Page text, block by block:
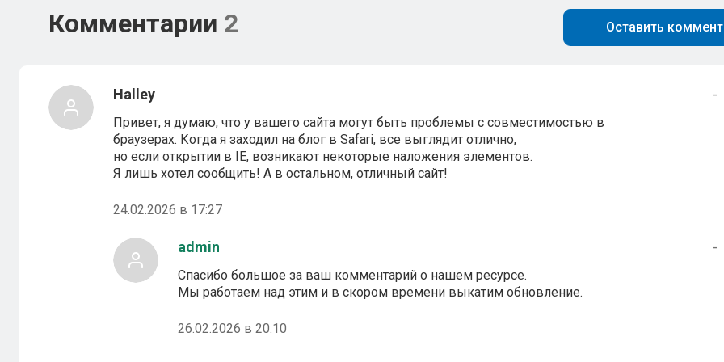
Комментарии 2 Оставить
Halley -
Привет, я думаю, что у вашего сайта могут быть проблемы с совместимостью в
браузерах. Когда я заходил на блог в Safari, все выглядит отлично,
но если открытии в IE, возникают некоторые наложения элементов.
Я лишь хотел сообщить! А в остальном, отличный сайт!
24.02.2026 в 17:27
admin -
Спасибо большое за ваш комментарий о нашем ресурсе.
Мы работаем над этим и в скором времени выкатим обновление.
26.02.2026 в 20:10